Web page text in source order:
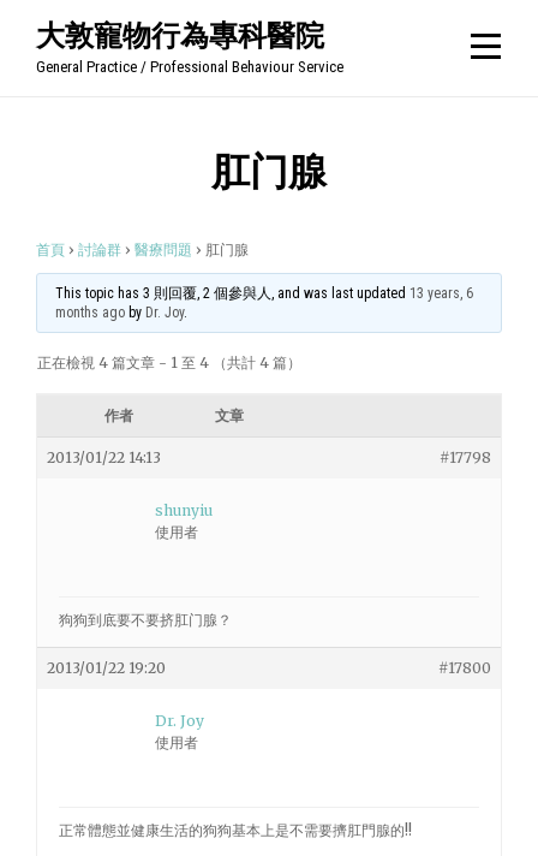
大敦寵物行為專科醫院
General Practice / Professional Behaviour Service
肛门腺
首頁 › 討論群 › 醫療問題 › 肛门腺
This topic has 3 則回覆, 2 個參與人, and was last updated 13 years, 6
months ago by Dr. Joy.
正在檢視 4 篇文章 - 1 至 4 （共計 4 篇）
作者 文章
2013/01/22 14:13 #17798
shunyiu
使用者
狗狗到底要不要挤肛门腺？
2013/01/22 19:20 #17800
Dr. Joy
使用者
正常體態並健康生活的狗狗基本上是不需要擠肛門腺的!!